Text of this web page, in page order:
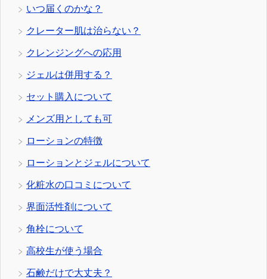
いつ届くのかな？
クレーター肌は治らない？
クレンジングへの応用
ジェルは併用する？
セット購入について
メンズ用としても可
ローションの特徴
ローションとジェルについて
化粧水の口コミについて
界面活性剤について
角栓について
高校生が使う場合
石鹸だけで大丈夫？